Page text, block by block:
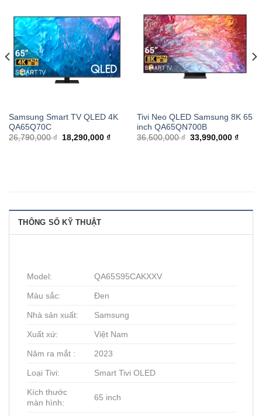
Samsung Smart TV QLED 4K
QA65Q70C
26,790,000 ₫ 18,290,000 ₫
Tivi Neo QLED Samsung 8K 65
inch QA65QN700B
36,500,000 ₫ 33,990,000 ₫
THÔNG SỐ KỸ THUẬT
Model: QA65S95CAKXXV
Màu sắc: Đen
Nhà sản xuất: Samsung
Xuất xứ: Việt Nam
Năm ra mắt : 2023
Loại Tivi: Smart Tivi OLED
Kích thước
màn hình:
65 inch